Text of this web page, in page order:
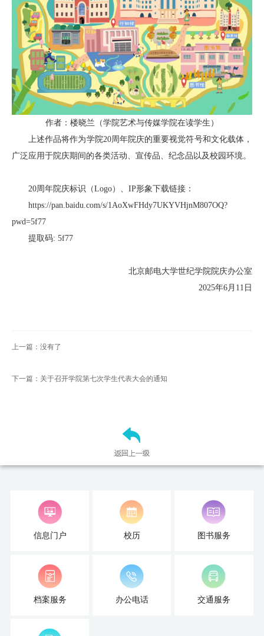
作者：楼晓兰（学院艺术与传媒学院在读学生）
上述作品将作为学院20周年院庆的重要视觉符号和文化载体，
广泛应用于院庆期间的各类活动、宣传品、纪念品以及校园环境。
20周年院庆标识（Logo）、IP形象下载链接：
https://pan.baidu.com/s/1AoXwFHdy7UKYVHjnM807OQ?
pwd=5f77
提取码: 5f77
北京邮电大学世纪学院院庆办公室
2025年6月11日
上一篇：没有了
下一篇：关于召开学院第七次学生代表大会的通知
信息门户 校历 图书服务
档案服务 办公电话 交通服务